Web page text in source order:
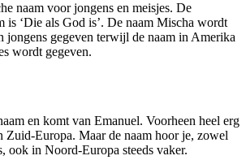
naam voor jongens en meisjes. De
is ‘Die als God is’. De naam Mischa wordt
jongens gegeven terwijl de naam in Amerika
wordt gegeven.
en komt van Emanuel. Voorheen heel erg
Zuid-Europa. Maar de naam hoor je, zowel
ook in Noord-Europa steeds vaker.